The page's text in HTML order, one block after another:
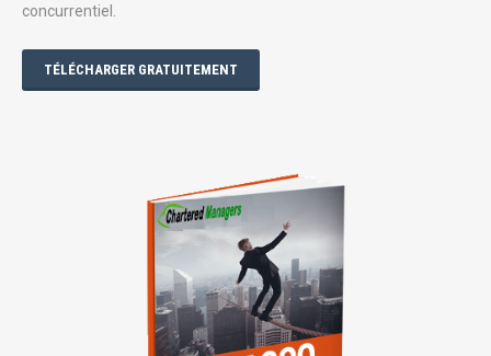
concurrentiel.
TÉLÉCHARGER GRATUITEMENT